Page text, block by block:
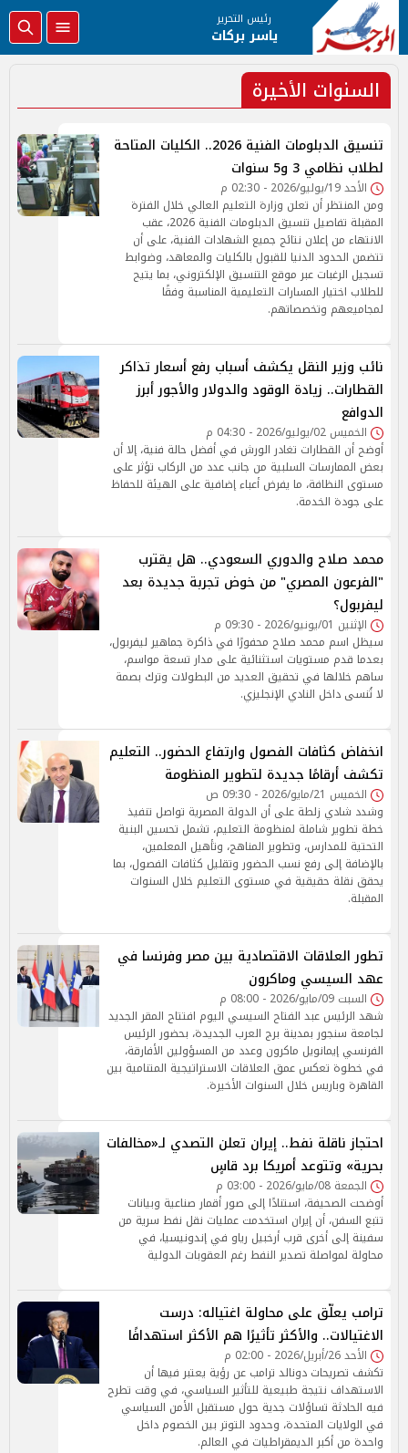
رئيس التحرير
ياسر بركات
السنوات الأخيرة
تنسيق الدبلومات الفنية 2026.. الكليات المتاحة
لطلاب نظامي 3 و5 سنوات
الأحد 19/يوليو/2026 - 02:30 م
ومن المنتظر أن تعلن وزارة التعليم العالي خلال الفترة
المقبلة تفاصيل تنسيق الدبلومات الفنية 2026، عقب
الانتهاء من إعلان نتائج جميع الشهادات الفنية، على أن
تتضمن الحدود الدنيا للقبول بالكليات والمعاهد، وضوابط
تسجيل الرغبات عبر موقع التنسيق الإلكتروني، بما يتيح
للطلاب اختيار المسارات التعليمية المناسبة وفقًا
لمجاميعهم وتخصصاتهم.
نائب وزير النقل يكشف أسباب رفع أسعار تذاكر
القطارات.. زيادة الوقود والدولار والأجور أبرز
الدوافع
الخميس 02/يوليو/2026 - 04:30 م
أوضح أن القطارات تغادر الورش في أفضل حالة فنية، إلا أن
بعض الممارسات السلبية من جانب عدد من الركاب تؤثر على
مستوى النظافة، ما يفرض أعباء إضافية على الهيئة للحفاظ
على جودة الخدمة.
محمد صلاح والدوري السعودي.. هل يقترب
"الفرعون المصري" من خوض تجربة جديدة بعد
ليفربول؟
الإثنين 01/يونيو/2026 - 09:30 م
سيظل اسم محمد صلاح محفورًا في ذاكرة جماهير ليفربول،
بعدما قدم مستويات استثنائية على مدار تسعة مواسم،
ساهم خلالها في تحقيق العديد من البطولات وترك بصمة
لا تُنسى داخل النادي الإنجليزي.
انخفاض كثافات الفصول وارتفاع الحضور.. التعليم
تكشف أرقامًا جديدة لتطوير المنظومة
الخميس 21/مايو/2026 - 09:30 ص
وشدد شادي زلطة على أن الدولة المصرية تواصل تنفيذ
خطة تطوير شاملة لمنظومة التعليم، تشمل تحسين البنية
التحتية للمدارس، وتطوير المناهج، وتأهيل المعلمين،
بالإضافة إلى رفع نسب الحضور وتقليل كثافات الفصول، بما
يحقق نقلة حقيقية في مستوى التعليم خلال السنوات
المقبلة.
تطور العلاقات الاقتصادية بين مصر وفرنسا في
عهد السيسي وماكرون
السبت 09/مايو/2026 - 08:00 م
شهد الرئيس عبد الفتاح السيسي اليوم افتتاح المقر الجديد
لجامعة سنجور بمدينة برج العرب الجديدة، بحضور الرئيس
الفرنسي إيمانويل ماكرون وعدد من المسؤولين الأفارقة،
في خطوة تعكس عمق العلاقات الاستراتيجية المتنامية بين
القاهرة وباريس خلال السنوات الأخيرة.
احتجاز ناقلة نفط.. إيران تعلن التصدي لـ«مخالفات
بحرية» وتتوعد أمريكا برد قاسٍ
الجمعة 08/مايو/2026 - 03:00 م
أوضحت الصحيفة، استنادًا إلى صور أقمار صناعية وبيانات
تتبع السفن، أن إيران استخدمت عمليات نقل نفط سرية من
سفينة إلى أخرى قرب أرخبيل رياو في إندونيسيا، في
محاولة لمواصلة تصدير النفط رغم العقوبات الدولية
ترامب يعلّق على محاولة اغتياله: درست
الاغتيالات.. والأكثر تأثيرًا هم الأكثر استهدافًا
الأحد 26/أبريل/2026 - 02:00 م
تكشف تصريحات دونالد ترامب عن رؤية يعتبر فيها أن
الاستهداف نتيجة طبيعية للتأثير السياسي، في وقت تطرح
فيه الحادثة تساؤلات جدية حول مستقبل الأمن السياسي
في الولايات المتحدة، وحدود التوتر بين الخصوم داخل
واحدة من أكبر الديمقراطيات في العالم.